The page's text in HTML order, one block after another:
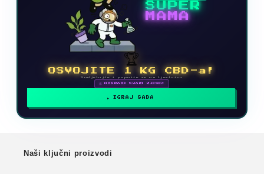
SUPER
MAMA
🏆
OSVOJITE 1 KG CBD-a!
Sudjelujte i popnite se na ljestvicu
🗓 NAGRADE SVAKI MJESEC
IGRAJ SADA
Naši ključni proizvodi